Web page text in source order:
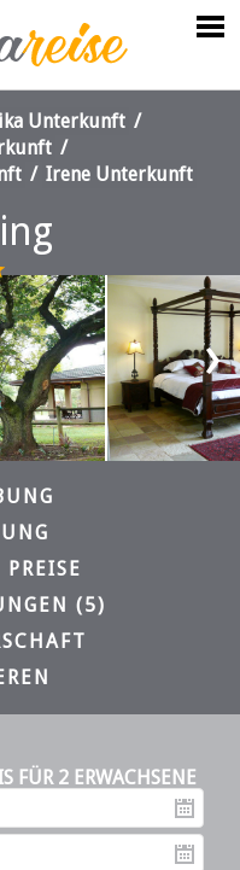
Unterkunft /
/
/ Irene Unterkunft
›
(5)
FÜR 2 ERWACHSENE